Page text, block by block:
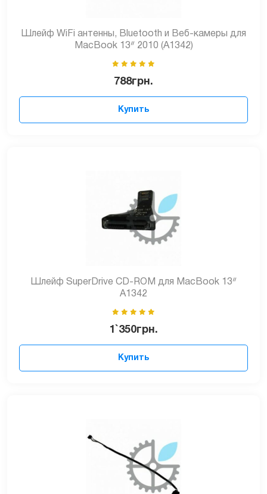
Шлейф WiFi антенны, Bluetooth и Веб-камеры для
MacBook 13ᐥ 2010 (A1342)
788грн.
Купить
Шлейф SuperDrive CD-ROM для MacBook 13ᐥ
A1342
1`350грн.
Купить